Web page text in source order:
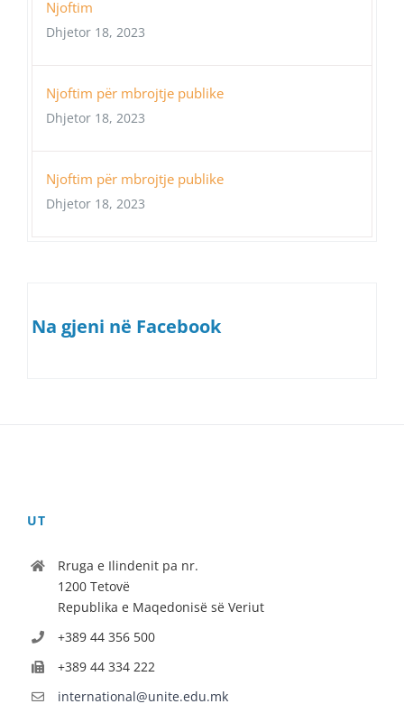
Njoftim
Dhjetor 18, 2023
Njoftim për mbrojtje publike
Dhjetor 18, 2023
Njoftim për mbrojtje publike
Dhjetor 18, 2023
Na gjeni në Facebook
UT
Rruga e Ilindenit pa nr.
1200 Tetovë
Republika e Maqedonisë së Veriut
+389 44 356 500
+389 44 334 222
international@unite.edu.mk